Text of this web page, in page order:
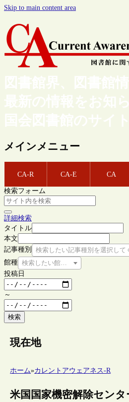
Skip to main content area
図書館界、図書館
最新の情報をお知
国会図書館のサイ
メインメニュー
CA-R CA-E CA
検索フォーム
詳細検索
タイトル
本文
記事種別
検索したい記事種別を選択して
館種 検索したい館種を選択してください
投稿日
～
検索
現在地
ホーム»カレントアウェアネス-R
米国国家機密解除センタ